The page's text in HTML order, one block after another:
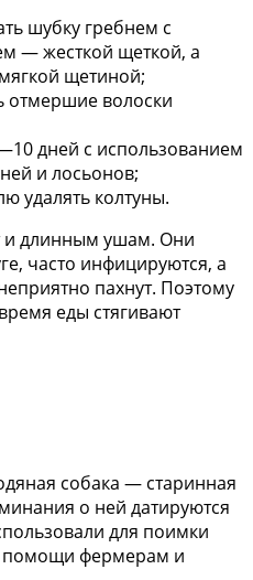
шубку гребнем с
— жесткой щеткой, а
щетиной;
отмершие волоски
дней с использованием
и лосьонов;
удалять колтуны.
и длинным ушам. Они
часто инфицируются, а
пахнут. Поэтому
еды стягивают
собака — старинная
о ней датируются
для поимки
помощи фермерам и